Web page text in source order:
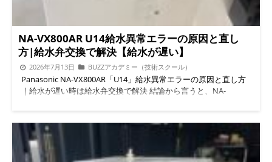
洗濯機中古買取からドラム洗濯機中古販売まで一貫して対応して
います。 ▲ドラム洗濯機専用整備ガレージ「BUZZ PRO LAB」外
観 さらに当社では、ドラム洗濯機分解スクール「BUZZアカデミ
ー」も運営しており、整備技術を体系的に学べるドラム洗濯機研
究施設としても機能しています。プロの整備士が実機で技術を磨
いているからこそ、出品する整備品の品質にも自信を持ってお届
けできます。
LINEで気軽に相談してみる 本体の状態と仕上が
り ▲分解洗浄・整備済みの日立BD-SX110E本体 外装の拭き上
けでなく「使ったときに乾かない」「臭いが気になる」といった
トラブルの芽を事前に摘んでいます。 対応エリア｜埼玉・東
京・神奈川など関東全域 当社は埼玉県入間市を拠点に、所沢
NA-VX800AR U14給水異常エラーの原因と直し
方|給水弁交換で解決【給水が遅い】
2026年7月13日 BUZZアカデミー（技術スクール）
Panasonic NA-VX800AR「U14」給水異常エラーの原因と直し方
｜給水が遅い時は給水弁交換で解決 結論から言うと、NA-
とんどのケースで水量が正常に戻ります。当店(BUZZ PRO LAB/
便利屋BUZZ)では給水弁交換の実績多数、関東全域の出張対応・
ガレージへの持ち込みの両方に対応しています。 U14エラーと
は？まずは症状を確認しよう Panasonicのドラム式洗濯機に表示